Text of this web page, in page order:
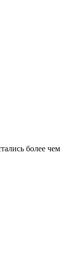
более чем